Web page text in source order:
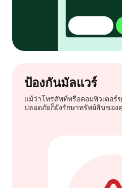
ป้องกันมัลแวร์
แม้ว่าโทรศัพท์หรือคอมพิวเตอ
ปลอดภัยก็ยังรักษาทรัพย์สินขอ